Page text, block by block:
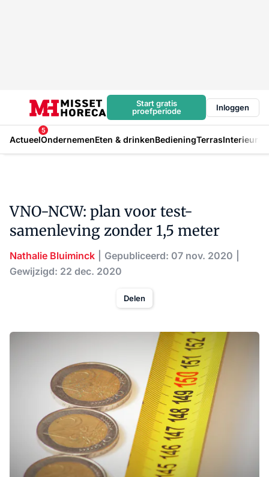
Start gratis
proefperiode
Inloggen
Actueel
5
OndernemenEten & drinkenBedieningTerrasInterieur
VNO-NCW: plan voor test-
samenleving zonder 1,5 meter
Nathalie Bluiminck
Gepubliceerd: 07 nov. 2020
Gewijzigd: 22 dec. 2020
Delen